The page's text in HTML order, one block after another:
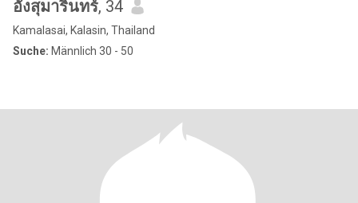
อังสุมารินทร์, 34
Kamalasai, Kalasin, Thailand
Suche: Männlich 30 - 50